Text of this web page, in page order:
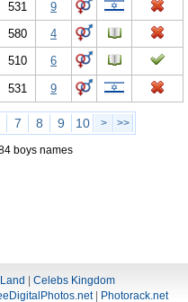
531
9
580
4
510 6
531 9
7 8 9 10 > >>
boys names
Celebs Kingdom
| Photorack.net